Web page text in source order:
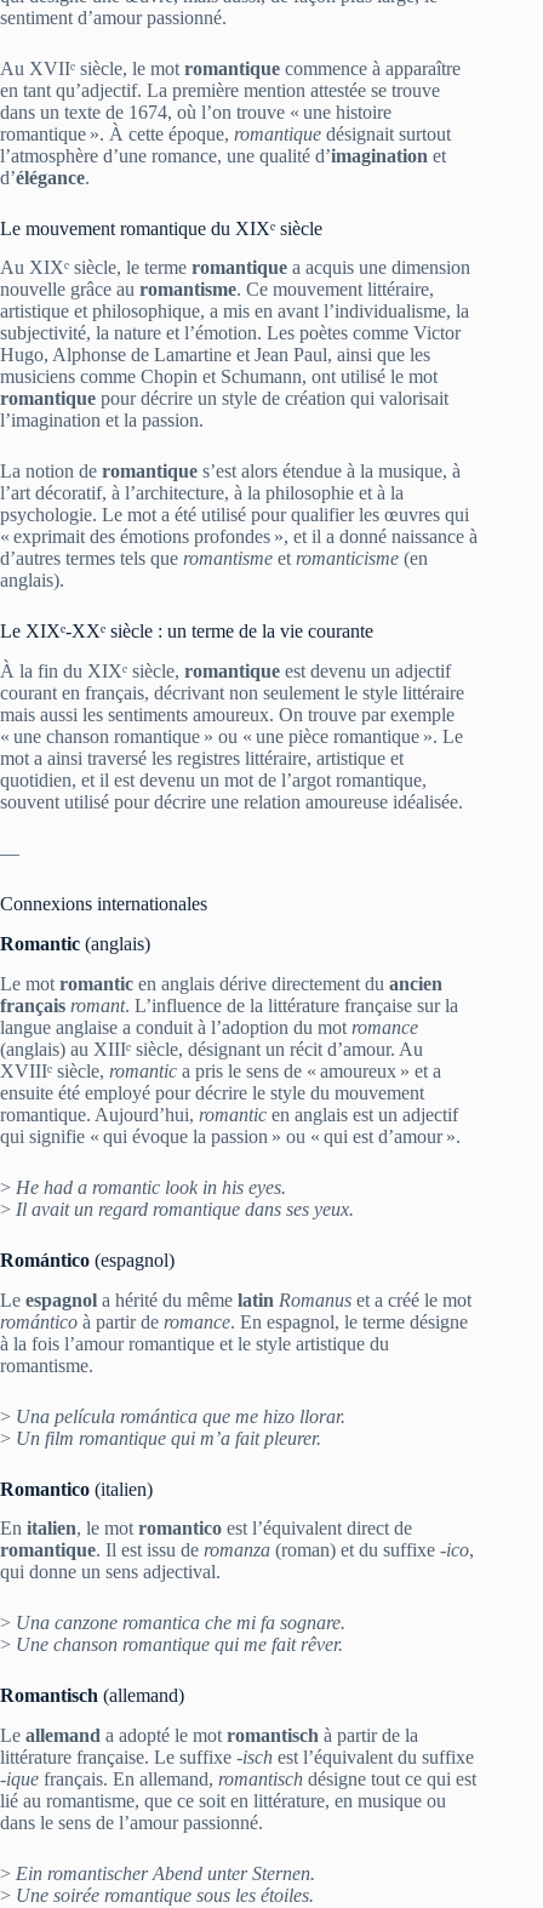
sentiment d’amour passionné.
Au XVIIᵉ siècle, le mot romantique commence à apparaître
en tant qu’adjectif. La première mention attestée se trouve
dans un texte de 1674, où l’on trouve « une histoire
romantique ». À cette époque, romantique désignait surtout
l’atmosphère d’une romance, une qualité d’imagination et
d’élégance.
Le mouvement romantique du XIXᵉ siècle
Au XIXᵉ siècle, le terme romantique a acquis une dimension
nouvelle grâce au romantisme. Ce mouvement littéraire,
artistique et philosophique, a mis en avant l’individualisme, la
subjectivité, la nature et l’émotion. Les poètes comme Victor
Hugo, Alphonse de Lamartine et Jean Paul, ainsi que les
musiciens comme Chopin et Schumann, ont utilisé le mot
romantique pour décrire un style de création qui valorisait
l’imagination et la passion.
La notion de romantique s’est alors étendue à la musique, à
l’art décoratif, à l’architecture, à la philosophie et à la
psychologie. Le mot a été utilisé pour qualifier les œuvres qui
« exprimait des émotions profondes », et il a donné naissance à
d’autres termes tels que romantisme et romanticisme (en
anglais).
Le XIXᵉ‑XXᵉ siècle : un terme de la vie courante
À la fin du XIXᵉ siècle, romantique est devenu un adjectif
courant en français, décrivant non seulement le style littéraire
mais aussi les sentiments amoureux. On trouve par exemple
« une chanson romantique » ou « une pièce romantique ». Le
mot a ainsi traversé les registres littéraire, artistique et
quotidien, et il est devenu un mot de l’argot romantique,
souvent utilisé pour décrire une relation amoureuse idéalisée.
—
Connexions internationales
Romantic (anglais)
Le mot romantic en anglais dérive directement du ancien
français romant. L’influence de la littérature française sur la
langue anglaise a conduit à l’adoption du mot romance
(anglais) au XIIIᵉ siècle, désignant un récit d’amour. Au
XVIIIᵉ siècle, romantic a pris le sens de « amoureux » et a
ensuite été employé pour décrire le style du mouvement
romantique. Aujourd’hui, romantic en anglais est un adjectif
qui signifie « qui évoque la passion » ou « qui est d’amour ».
> He had a romantic look in his eyes.
> Il avait un regard romantique dans ses yeux.
Romántico (espagnol)
Le espagnol a hérité du même latin Romanus et a créé le mot
romántico à partir de romance. En espagnol, le terme désigne
à la fois l’amour romantique et le style artistique du
romantisme.
> Una película romántica que me hizo llorar.
> Un film romantique qui m’a fait pleurer.
Romantico (italien)
En italien, le mot romantico est l’équivalent direct de
romantique. Il est issu de romanza (roman) et du suffixe ‑ico,
qui donne un sens adjectival.
> Una canzone romantica che mi fa sognare.
> Une chanson romantique qui me fait rêver.
Romantisch (allemand)
Le allemand a adopté le mot romantisch à partir de la
littérature française. Le suffixe ‑isch est l’équivalent du suffixe
‑ique français. En allemand, romantisch désigne tout ce qui est
lié au romantisme, que ce soit en littérature, en musique ou
dans le sens de l’amour passionné.
> Ein romantischer Abend unter Sternen.
> Une soirée romantique sous les étoiles.